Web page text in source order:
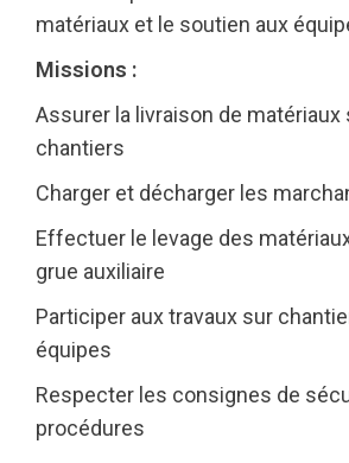
matériaux et le soutien aux
Missions :
Assurer la livraison de matériaux
chantiers
Charger et décharger les
Effectuer le levage des matériaux
grue auxiliaire
Participer aux travaux sur
équipes
Respecter les consignes de
procédures